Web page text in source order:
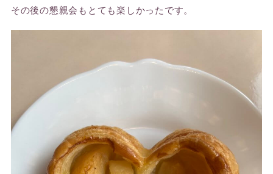
その後の懇親会もとても楽しかったです。